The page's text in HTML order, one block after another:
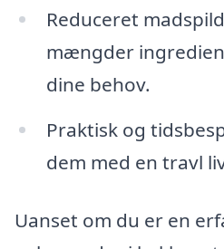
Reduceret
mængder
dine behov.
Praktisk og
dem med en travl
Uanset om du er en